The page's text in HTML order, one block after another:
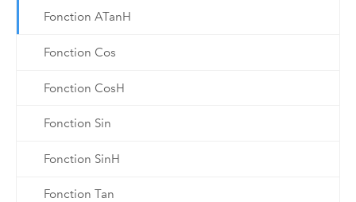
Fonction ATanH
Fonction Cos
Fonction CosH
Fonction Sin
Fonction SinH
Fonction Tan